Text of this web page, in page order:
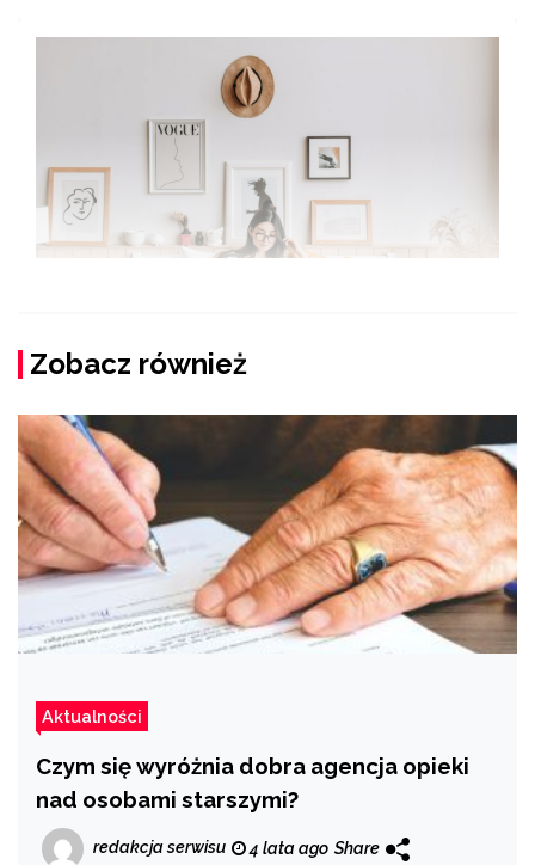
Zobacz również
Aktualności
Czym się wyróżnia dobra agencja opieki
nad osobami starszymi?
redakcja serwisu 4 lata ago Share